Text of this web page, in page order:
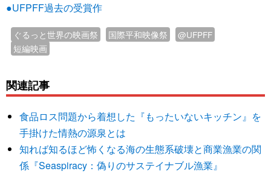
●UFPFF過去の受賞作
ぐるっと世界の映画祭 国際平和映像祭
@UFPFF
短編映画
関連記事
食品ロス問題から着想した『もったいないキッチン』を
手掛けた情熱の源泉とは
知れば知るほど怖くなる海の生態系破壊と商業漁業の関
係『Seaspiracy：偽りのサステイナブル漁業』